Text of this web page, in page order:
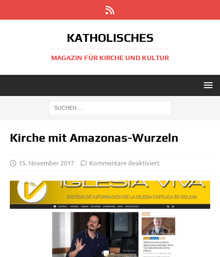
KATHOLISCHES
MAGAZIN FÜR KIRCHE UND KULTUR
Kirche mit Amazonas-Wurzeln
15. November 2017 Kommentare deaktiviert